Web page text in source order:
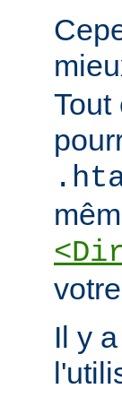
Tout
Il y